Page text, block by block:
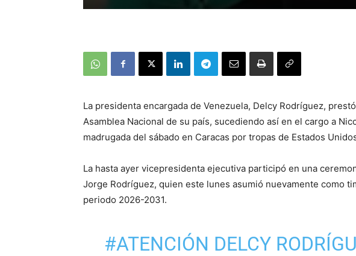
La presidenta encargada de Venezuela, Delcy Rodríguez,
Asamblea Nacional de su país, sucediendo así en el cargo a
madrugada del sábado en Caracas por tropas de Estados
La hasta ayer vicepresidenta ejecutiva participó en una
Jorge Rodríguez, quien este lunes asumió nuevamente como
periodo 2026-2031.
#ATENCIÓN DELCY